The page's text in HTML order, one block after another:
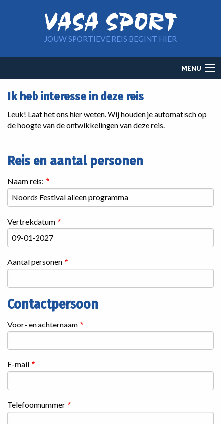
JOUW SPORTIEVE REIS BEGINT HIER
navigation
MENU
Ik heb interesse in deze reis
Leuk! Laat het ons hier weten. Wij houden je automatisch op
de hoogte van de ontwikkelingen van deze reis.
Reis en aantal personen
Naam reis:
Vertrekdatum
Aantal personen
Contactpersoon
Contactgegevens
Voor- en achternaam
E-mail
Telefoonnummer